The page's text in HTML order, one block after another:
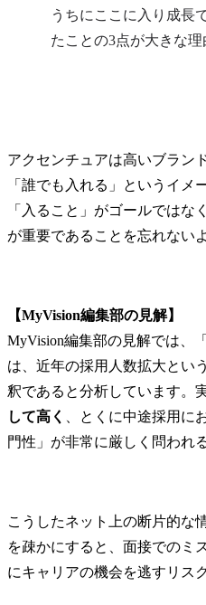
うちにここに入り成長
たことの3点が大きな理
アクセンチュアは高いブラン
「誰でも入れる」というイメ
「入ること」がゴールではな
が重要であることを忘れない
【MyVision編集部の見解】
MyVision編集部の見解では、
は、近年の採用人数拡大とい
釈であると分析しています。
して高く
、とくに中途採用に
門性」が非常に厳しく問われ
こうしたネット上の断片的な
を疎かにすると、面接でのミ
にキャリアの機会を逃すリス